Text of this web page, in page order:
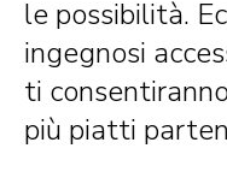
le possibilità.
ingegnosi
ti
più piatti